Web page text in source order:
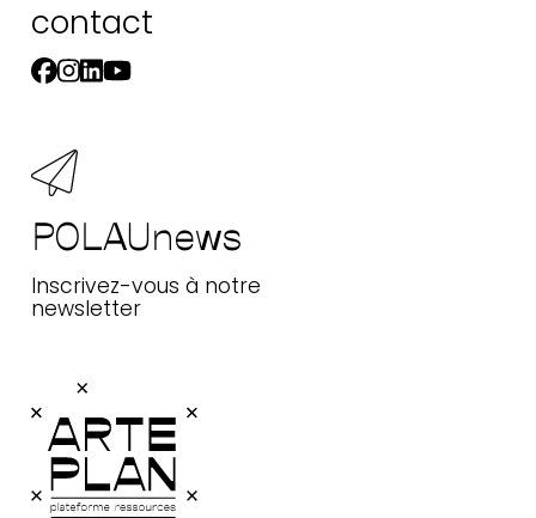
contact
POLAUnews
Inscrivez-vous à notre
newsletter